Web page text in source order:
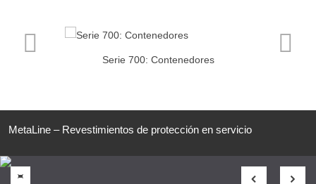
Serie 700: Contenedores
MetaLine – Revestimientos de protección en servicio